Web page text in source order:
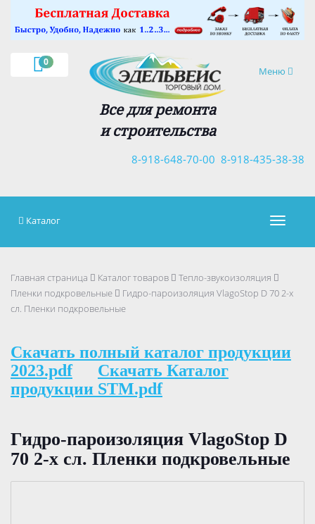
0
Навигация
Меню
Все для ремонта
и строительства
8-918-435-38-38
8-918-648-70-00
×
Каталог
Главная страница Каталог товаров
Тепло-звукоизоляция
Пленки подкровельные
Гидро-пароизоляция VlagoStop D 70 2-х
сл. Пленки подкровельные
Скачать полный каталог продукции
2023.pdf
Скачать Каталог
продукции STM.pdf
Гидро-пароизоляция VlagoStop D
70 2-х сл. Пленки подкровельные